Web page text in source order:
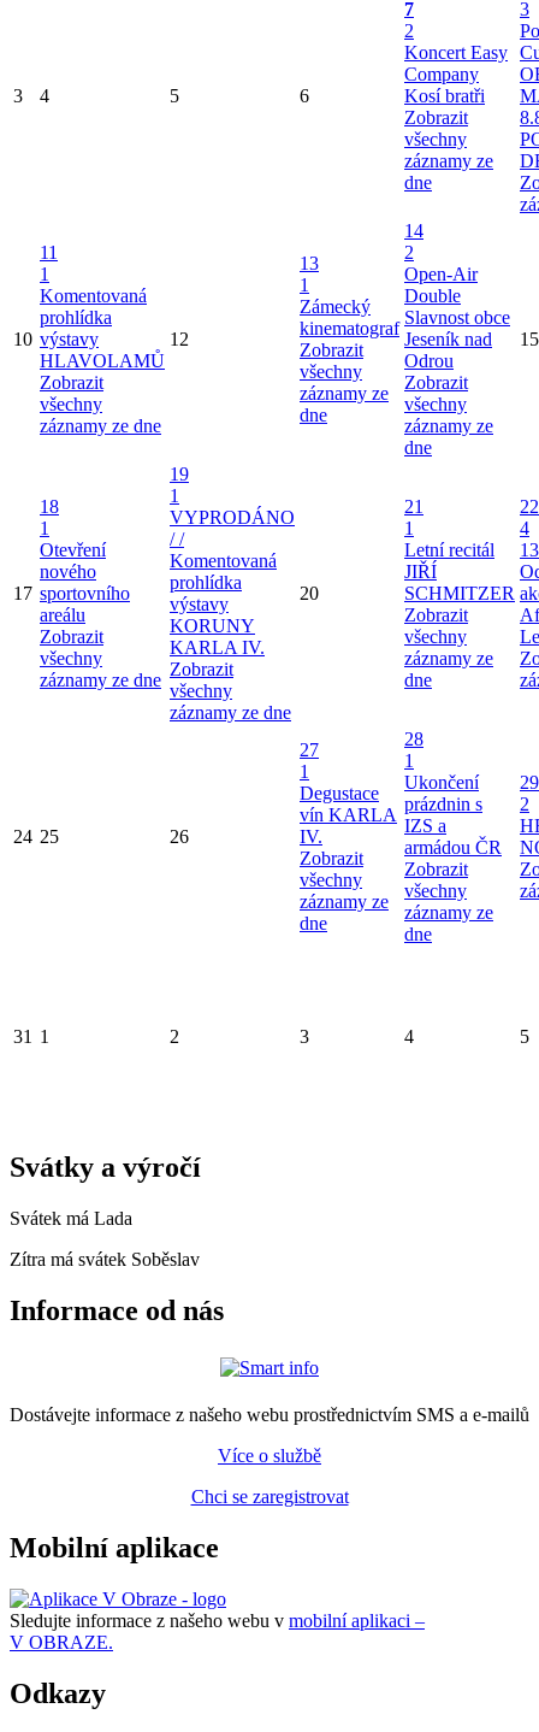
3 4 5 6
7
2
Koncert Easy
Company
Kosí bratři
Zobrazit
všechny
záznamy ze
dne
3
10
11
1
Komentovaná
prohlídka
výstavy
HLAVOLAMŮ
Zobrazit
všechny
záznamy ze dne
12
13
1
Zámecký
kinematograf
Zobrazit
všechny
záznamy ze
dne
14
2
Open-Air
Double
Slavnost obce
Jeseník nad
Odrou
Zobrazit
všechny
záznamy ze
dne
15
17
18
1
Otevření
nového
sportovního
areálu
Zobrazit
všechny
záznamy ze dne
19
1
VYPRODÁNO
/ /
Komentovaná
prohlídka
výstavy
KORUNY
KARLA IV.
Zobrazit
všechny
záznamy ze dne
20
21
1
Letní recitál
JIŘÍ
SCHMITZER
Zobrazit
všechny
záznamy ze
dne
22
4
24 25 26
27
1
Degustace
vín KARLA
IV.
Zobrazit
všechny
záznamy ze
dne
28
1
Ukončení
prázdnin s
IZS a
armádou ČR
Zobrazit
všechny
záznamy ze
dne
29
2
31 1 2 3 4 5
Svátky a výročí
Svátek má Lada
Zítra má svátek Soběslav
Informace od nás
Dostávejte informace z našeho webu prostřednictvím SMS a e-mailů
Více o službě
Chci se zaregistrovat
Mobilní aplikace
Sledujte informace z našeho webu v mobilní aplikaci –
V OBRAZE.
Odkazy